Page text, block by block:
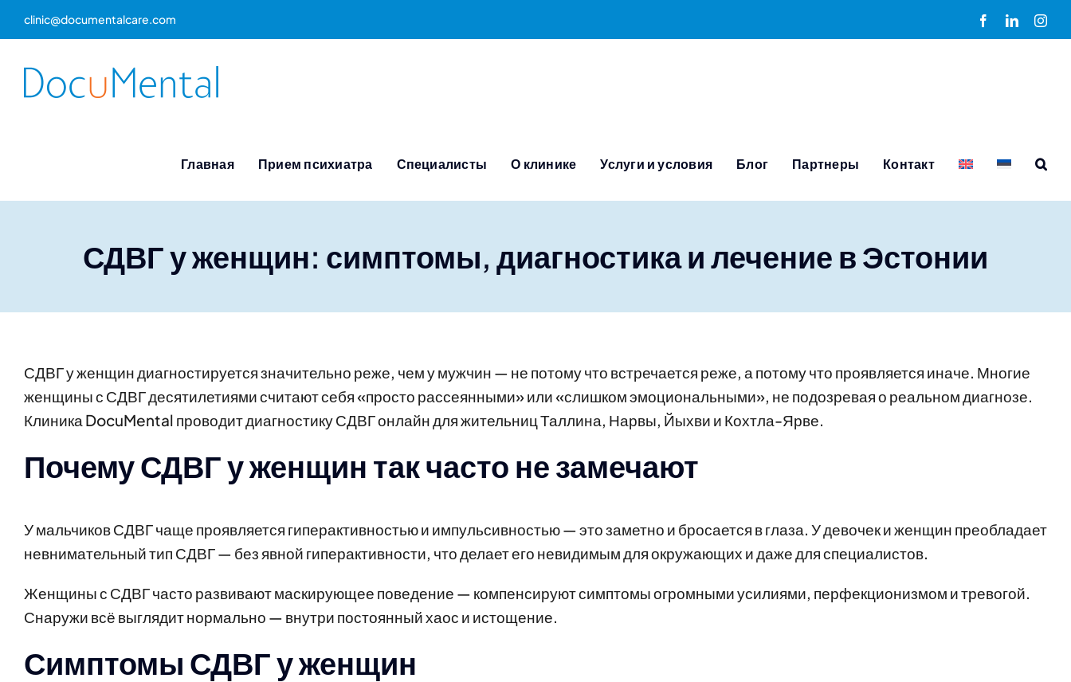
Skip
to
clinic@documentalcare.com FacebookLinkedIn
Главная Прием психиатра Специалисты О клинике Услуги и условия Блог Партнеры Контакт
СДВГ у женщин: симптомы, диагностика и лечение в Эстонии
СДВГ у женщин диагностируется значительно реже, чем у мужчин — не потому что встречается реже, а потому что проявляется иначе. Многие
женщины с СДВГ десятилетиями считают себя «просто рассеянными» или «слишком эмоциональными», не подозревая о реальном диагнозе.
Клиника DocuMental проводит диагностику СДВГ онлайн для жительниц Таллина, Нарвы, Йыхви и Кохтла-Ярве.
Почему СДВГ у женщин так часто не замечают
У мальчиков СДВГ чаще проявляется гиперактивностью и импульсивностью — это заметно и бросается в глаза. У девочек и женщин преобладает
невнимательный тип СДВГ — без явной гиперактивности, что делает его невидимым для окружающих и даже для специалистов.
Женщины с СДВГ часто развивают маскирующее поведение — компенсируют симптомы огромными усилиями, перфекционизмом и тревогой.
Снаружи всё выглядит нормально — внутри постоянный хаос и истощение.
Симптомы СДВГ у женщин